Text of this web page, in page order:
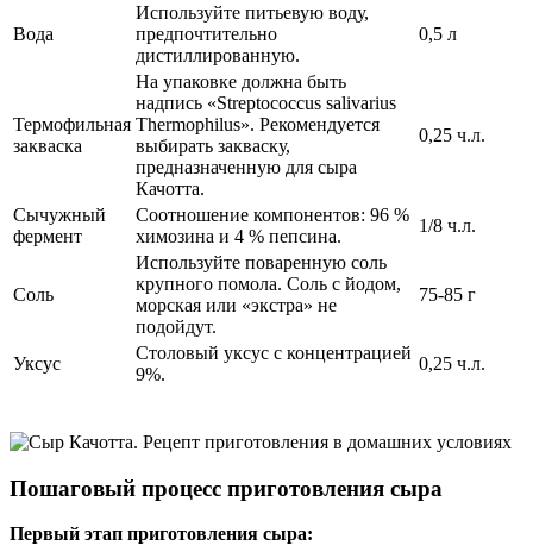
Вода
Используйте питьевую воду,
предпочтительно
дистиллированную.
0,5 л
Термофильная
закваска
На упаковке должна быть
надпись «Streptococcus salivarius
Thermophilus». Рекомендуется
выбирать закваску,
предназначенную для сыра
Качотта.
0,25 ч.л.
Сычужный
фермент
Соотношение компонентов: 96 %
химозина и 4 % пепсина.
1/8 ч.л.
Соль
Используйте поваренную соль
крупного помола. Соль с йодом,
морская или «экстра» не
подойдут.
75-85 г
Уксус
Столовый уксус с концентрацией
9%.
0,25 ч.л.
Пошаговый процесс приготовления сыра
Первый этап приготовления сыра: